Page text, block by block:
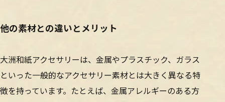
他の素材との違いとメリット
大洲和紙アクセサリーは、金属やプラスチック、ガラス
といった一般的なアクセサリー素材とは大きく異なる特
徴を持っています。たとえば、金属アレルギーのある方